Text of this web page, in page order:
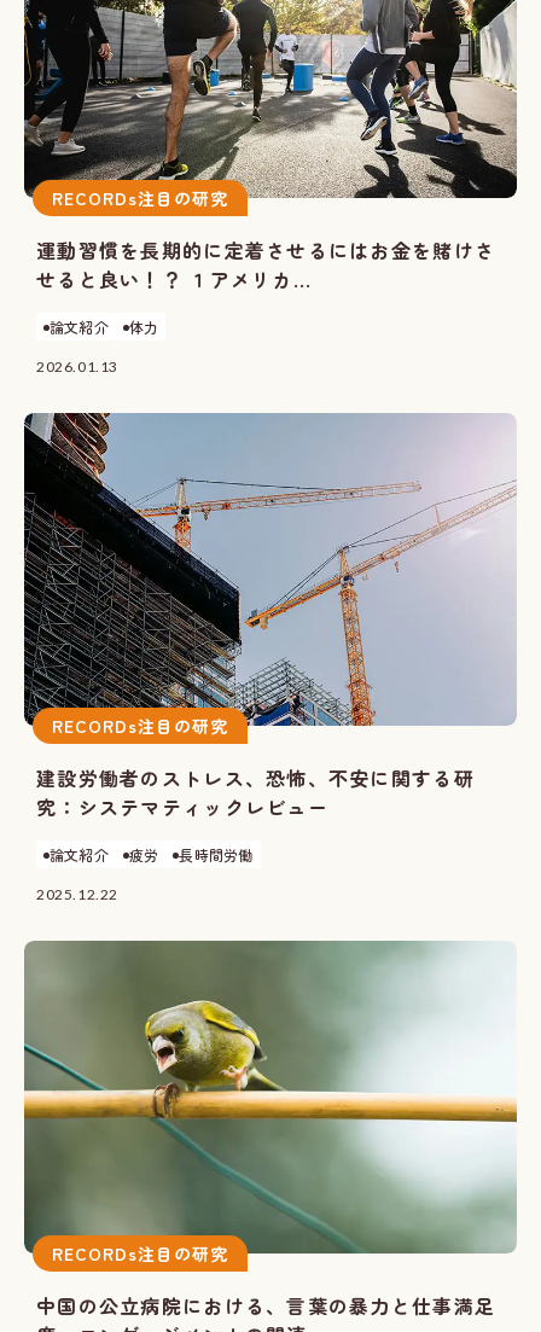
RECORDs注目の研究
運動習慣を長期的に定着させるにはお金を賭けさ
せると良い！？ １アメリカ...
論文紹介 体力
2026.01.13
RECORDs注目の研究
建設労働者のストレス、恐怖、不安に関する研
究：システマティックレビュー
論文紹介 疲労 長時間労働
2025.12.22
RECORDs注目の研究
中国の公立病院における、言葉の暴力と仕事満足